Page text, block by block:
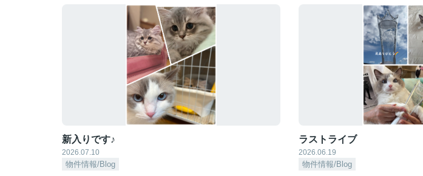
新入りです♪
2026.07.10
物件情報/Blog
ラストライブ
2026.06.19
物件情報/Blog